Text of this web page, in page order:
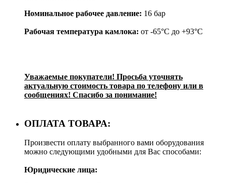
Номинальное рабочее давление: 16 бар
Рабочая температура камлока: от -65°C до +93°C
Уважаемые покупатели! Просьба уточнять
актуальную стоимость товара по телефону или в
сообщениях! Спасибо за понимание!
ОПЛАТА ТОВАРА:
Произвести оплату выбранного вами оборудования
можно следующими удобными для Вас способами:
Юридические лица: